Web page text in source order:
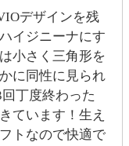
デザインを残
イジニーナにす
小さく三角形を
に同性に見られ
丁度終わった
ています！生え
トなので快適で